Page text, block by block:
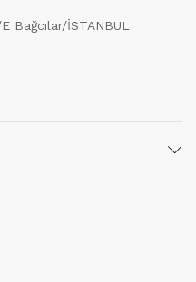
Bağcılar/İSTANBUL